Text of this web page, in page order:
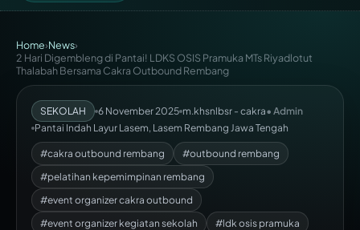
Home›News›
2 Hari Digembleng di Pantai! LDKS OSIS Pramuka MTs Riyadlotut
Thalabah Bersama Cakra Outbound Rembang
SEKOLAH 6 November 2025 m.khsnlbsr - cakra• Admin
Pantai Indah Layur Lasem, Lasem Rembang Jawa Tengah
#cakra outbound rembang
#outbound rembang
#pelatihan kepemimpinan rembang
#event organizer cakra outbound
#event organizer kegiatan sekolah
#ldk osis pramuka